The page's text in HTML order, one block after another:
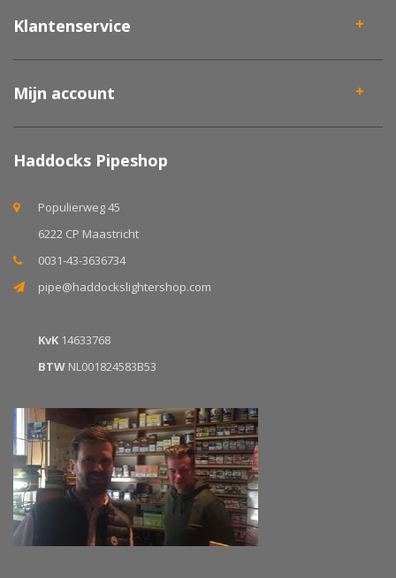
Klantenservice
Mijn account
Haddocks Pipeshop
Populierweg 45
6222 CP Maastricht
0031-43-3636734
pipe@haddockslightershop.com
KvK 14633768
BTW NL001824583B53